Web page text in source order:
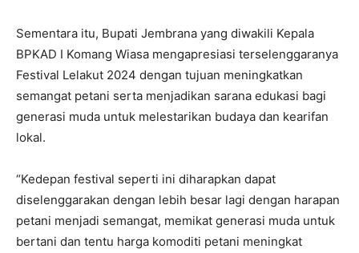
Sementara itu, Bupati Jembrana yang diwakili Kepala
BPKAD I Komang Wiasa mengapresiasi terselenggaranya
Festival Lelakut 2024 dengan tujuan meningkatkan
semangat petani serta menjadikan sarana edukasi bagi
generasi muda untuk melestarikan budaya dan kearifan
lokal.
“Kedepan festival seperti ini diharapkan dapat
diselenggarakan dengan lebih besar lagi dengan harapan
petani menjadi semangat, memikat generasi muda untuk
bertani dan tentu harga komoditi petani meningkat